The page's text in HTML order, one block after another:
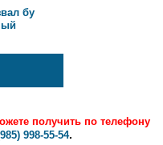
бу
получить по телефону
998-55-54.